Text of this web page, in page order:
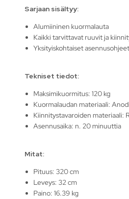
Sarjaan sisältyy:
Alumiininen kuormalauta
Kaikki tarvittavat ruuvit ja
Yksityiskohtaiset asennusohjeet
Tekniset tiedot:
Maksimikuormitus: 120 kg
Kuormalaudan materiaali:
Kiinnitystavaroiden materiaali:
Asennusaika: n. 20 minuuttia
Mitat:
Pituus: 320 cm
Leveys: 32 cm
Paino: 16.39 kg